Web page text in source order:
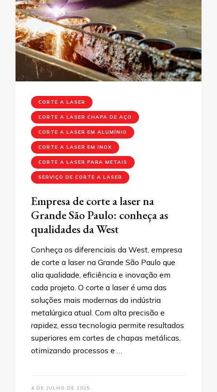
CORTE A LASER
CORTE A LASER CHAPA DE AÇO
CORTE A LASER EM ALUMÍNIO
CORTE A LASER EM INOX
CORTE A LASER PARA METAIS
SERVIÇO DE CORTE A LASER
Empresa de corte a laser na
Grande São Paulo: conheça as
qualidades da West
Conheça os diferenciais da West, empresa
de corte a laser na Grande São Paulo que
alia qualidade, eficiência e inovação em
cada projeto. O corte a laser é uma das
soluções mais modernas da indústria
metalúrgica atual. Com alta precisão e
rapidez, essa tecnologia permite resultados
superiores em cortes de chapas metálicas,
otimizando processos e …
4 DE JULHO DE 2025